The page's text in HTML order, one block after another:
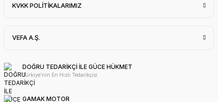
KVKK POLİTİKALARIMIZ
VEFA A.Ş.
DOĞRU TEDARİKÇİ İLE GÜCE HÜKMET
Türkiye'nin En Hızlı Tedarikçisi
GAMAK MOTOR